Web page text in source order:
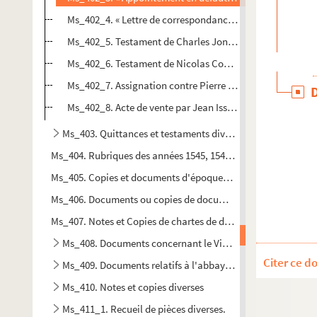
Ms_402_4. « Lettre de correspondance pour Mons.r
Ms_402_5. Testament de Charles Jonquières, maître en
Ms_402_6. Testament de Nicolas Courdesse, laboureur,
Ms_402_7. Assignation contre Pierre Fromentin, habitant
Ms_402_8. Acte de vente par Jean Issaurat, laboureur
Ms_403. Quittances et testaments divers.
Ms_404. Rubriques des années 1545, 1546, 1547, 1558, 1559,
Ms_405. Copies et documents d'époques diverses
Ms_406. Documents ou copies de documents d'époques
Ms_407. Notes et Copies de chartes de diverses époques
Ms_408. Documents concernant le Viala, près Saint-
Ms_409. Documents relatifs à l'abbaye de Joncels.
Ms_410. Notes et copies diverses
Ms_411_1. Recueil de pièces diverses.
Citer ce